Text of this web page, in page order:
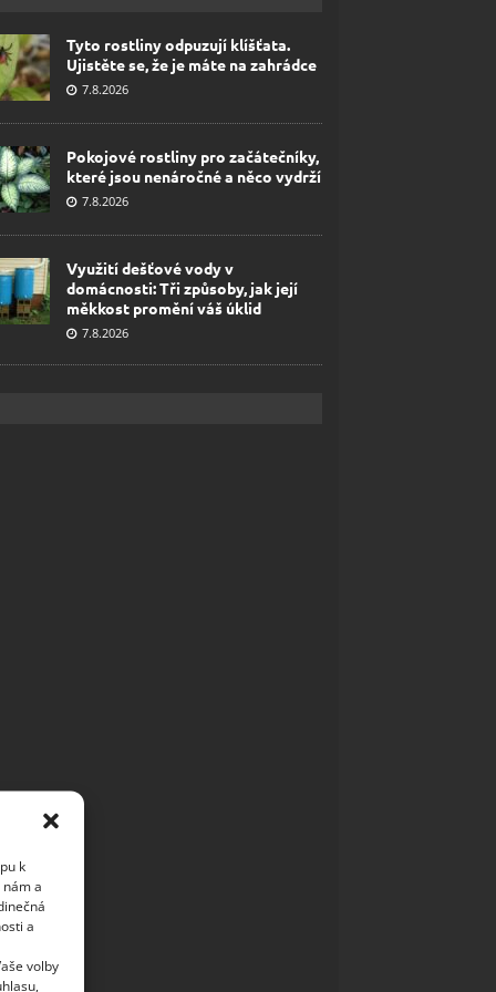
k
a
a
volby
Tyto rostliny odpuzují klíšťata.
Ujistěte se, že je máte na zahrádce
7.8.2026
Pokojové rostliny pro začátečníky,
které jsou nenáročné a něco vydrží
7.8.2026
Využití dešťové vody v
domácnosti: Tři způsoby, jak její
měkkost promění váš úklid
7.8.2026